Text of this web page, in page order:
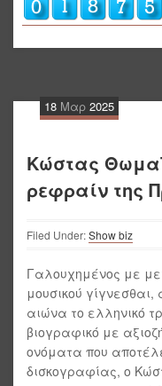
18 Μαρ 2025
Κώστας
ρεφραίν της
Filed Under:Show biz
Γαλουχημένος με
μουσικού
αιώνα το ελληνικό
βιογραφικό με
ονόματα που
δισκογραφίας, ο